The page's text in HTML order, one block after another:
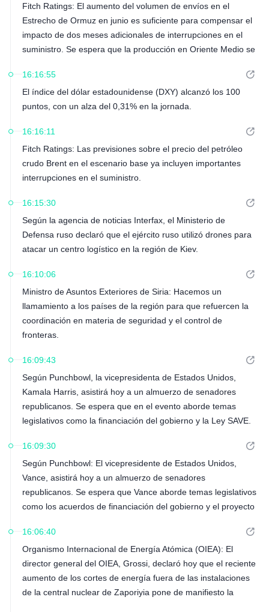
trimestre de 2026.
Fitch Ratings: El aumento del volumen de envíos en el
Estrecho de Ormuz en junio es suficiente para compensar el
impacto de dos meses adicionales de interrupciones en el
suministro. Se espera que la producción en Oriente Medio se
Los amplios inventarios mundiales y la fuerte oferta de
países no pertenecientes a la OPEP son factores que ejercen
presión a la baja sobre los precios del petróleo.
16:16:55
El índice del dólar estadounidense (DXY) alcanzó los 100
puntos, con un alza del 0,31% en la jornada.
16:16:11
Fitch Ratings: Las previsiones sobre el precio del petróleo
crudo Brent en el escenario base ya incluyen importantes
interrupciones en el suministro.
16:15:30
Según la agencia de noticias Interfax, el Ministerio de
Defensa ruso declaró que el ejército ruso utilizó drones para
atacar un centro logístico en la región de Kiev.
16:10:06
Ministro de Asuntos Exteriores de Siria: Hacemos un
llamamiento a los países de la región para que refuercen la
coordinación en materia de seguridad y el control de
fronteras.
16:09:43
Según Punchbowl, la vicepresidenta de Estados Unidos,
Kamala Harris, asistirá hoy a un almuerzo de senadores
republicanos. Se espera que en el evento aborde temas
legislativos como la financiación del gobierno y la Ley SAVE.
16:09:30
Según Punchbowl: El vicepresidente de Estados Unidos,
Vance, asistirá hoy a un almuerzo de senadores
republicanos. Se espera que Vance aborde temas legislativos
como los acuerdos de financiación del gobierno y el proyecto
16:06:40
Organismo Internacional de Energía Atómica (OIEA): El
director general del OIEA, Grossi, declaró hoy que el reciente
aumento de los cortes de energía fuera de las instalaciones
de la central nuclear de Zaporiyia pone de manifiesto la